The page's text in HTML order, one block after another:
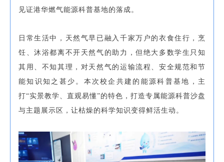
见证港华燃气能源科普基地的落成。
日常生活中，天然气早已融入千家万户的衣食住行，烹
饪、沐浴都离不开天然气的助力，但绝大多数学生只知
其用、不知其理，对天然气的运输流程、安全规范和节
能知识知之甚少。本次校企共建的能源科普基地，主
打“实景教学、直观易懂”的特色，打造专属能源科普沙盘
与主题展示区，让枯燥的科学知识变得鲜活生动。